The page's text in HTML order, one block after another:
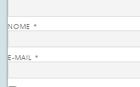
NOME*
E-MAIL*